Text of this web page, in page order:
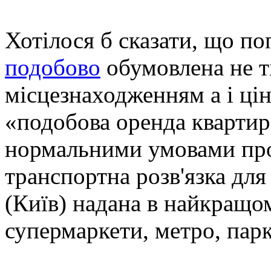
Хотілося б сказати, що
подобово обумовлена не
місцезнаходженням а і
«подобова оренда
нормальними умовами
транспортна розв'язка для
(Київ) надана в
супермаркети, метро,